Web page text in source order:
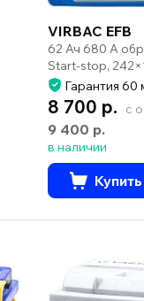
VIRBAC EFB
62 Ач 680 А
Start-stop,
Гарантия 60
8 700 р. с
9 400 р.
в наличии
Купить